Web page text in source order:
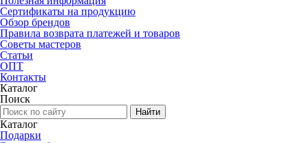
Сертификаты на продукцию
Обзор брендов
Правила возврата платежей и товаров
Советы мастеров
Статьи
ОПТ
Контакты
Каталог
Поиск
Каталог
Подарки